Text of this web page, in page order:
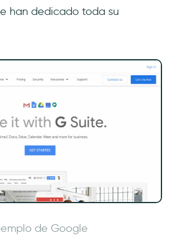
han dedicado toda su
de Google